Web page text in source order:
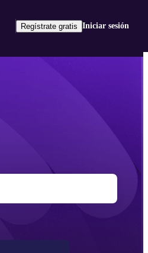
Regístrate gratis Iniciar sesión